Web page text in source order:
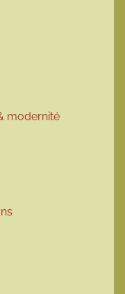
modernité